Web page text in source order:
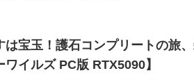
は宝玉！護石コンプリートの旅
て。【モンスターハンターワイルズ PC版 RTX5090】